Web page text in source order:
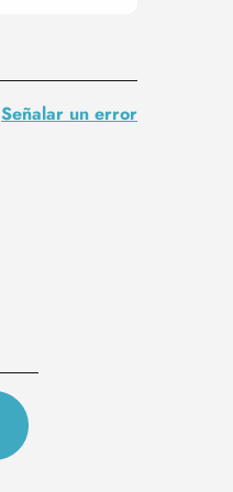
Señalar un error